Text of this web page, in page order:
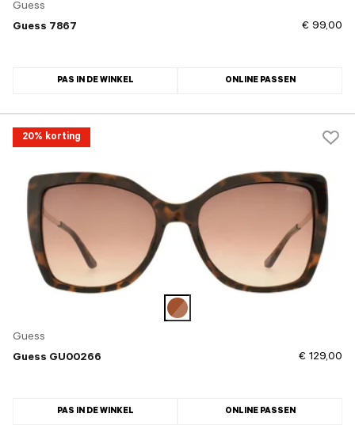
Guess
Guess 7867
€ 99,00
PAS IN DE WINKEL ONLINE PASSEN
20% korting
Guess
Guess GU00266
€ 129,00
PAS IN DE WINKEL ONLINE PASSEN